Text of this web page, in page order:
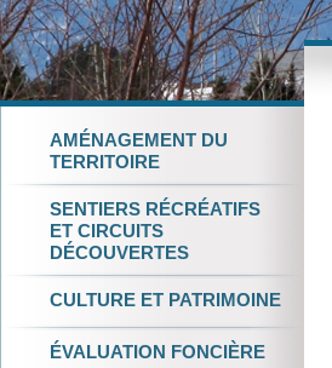
AMÉNAGEMENT DU
TERRITOIRE
SENTIERS RÉCRÉATIFS
ET CIRCUITS
DÉCOUVERTES
CULTURE ET PATRIMOINE
ÉVALUATION FONCIÈRE